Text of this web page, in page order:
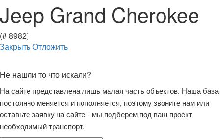
Jeep Grand Cherokee
(# 8982)
ЗакрытьОтложить
Не нашли то что искали?
На сайте представлена лишь малая часть объектов. Наша база
постоянно меняется и пополняется, поэтому звоните нам или
оставьте заявку на сайте - мы подберем под ваш проект
необходимый транспорт.